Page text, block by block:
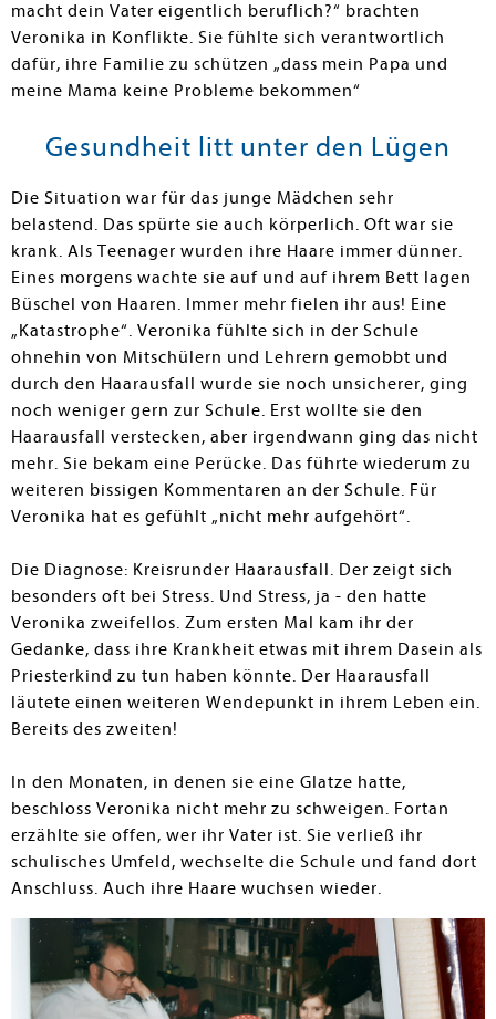
macht dein Vater eigentlich beruflich?“ brachten
Veronika in Konflikte. Sie fühlte sich verantwortlich
dafür, ihre Familie zu schützen „dass mein Papa und
meine Mama keine Probleme bekommen“
Gesundheit litt unter den Lügen
Die Situation war für das junge Mädchen sehr
belastend. Das spürte sie auch körperlich. Oft war sie
krank. Als Teenager wurden ihre Haare immer dünner.
Eines morgens wachte sie auf und auf ihrem Bett lagen
Büschel von Haaren. Immer mehr fielen ihr aus! Eine
„Katastrophe“. Veronika fühlte sich in der Schule
ohnehin von Mitschülern und Lehrern gemobbt und
durch den Haarausfall wurde sie noch unsicherer, ging
noch weniger gern zur Schule. Erst wollte sie den
Haarausfall verstecken, aber irgendwann ging das nicht
mehr. Sie bekam eine Perücke. Das führte wiederum zu
weiteren bissigen Kommentaren an der Schule. Für
Veronika hat es gefühlt „nicht mehr aufgehört“.
Die Diagnose: Kreisrunder Haarausfall. Der zeigt sich
besonders oft bei Stress. Und Stress, ja - den hatte
Veronika zweifellos. Zum ersten Mal kam ihr der
Gedanke, dass ihre Krankheit etwas mit ihrem Dasein als
Priesterkind zu tun haben könnte. Der Haarausfall
läutete einen weiteren Wendepunkt in ihrem Leben ein.
Bereits des zweiten!
In den Monaten, in denen sie eine Glatze hatte,
beschloss Veronika nicht mehr zu schweigen. Fortan
erzählte sie offen, wer ihr Vater ist. Sie verließ ihr
schulisches Umfeld, wechselte die Schule und fand dort
Anschluss. Auch ihre Haare wuchsen wieder.